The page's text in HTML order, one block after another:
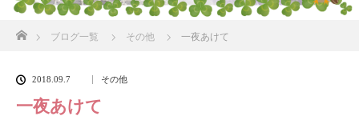
ブログ一覧 その他 一夜あけて
2018.09.7 その他
一夜あけて